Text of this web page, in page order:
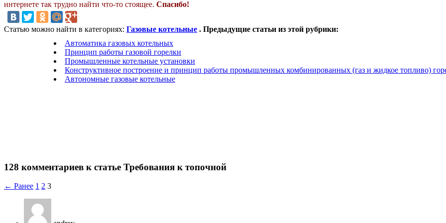
интернете так трудно найти что-то стоящее. Спасибо!
Статью можно найти в категориях: Газовые котельные . Предыдущие статьи из этой рубрики:
Автоматика газовых котельных
Принцип работы газовой горелки
Промышленные котельные установки
Конструктивное построение и принцип работы промышленных комбинированных (газ и жидкое топливо)
Автономные газовые котельные
128 комментариев к статье Требования к топочной
← Ранее 1 2 3